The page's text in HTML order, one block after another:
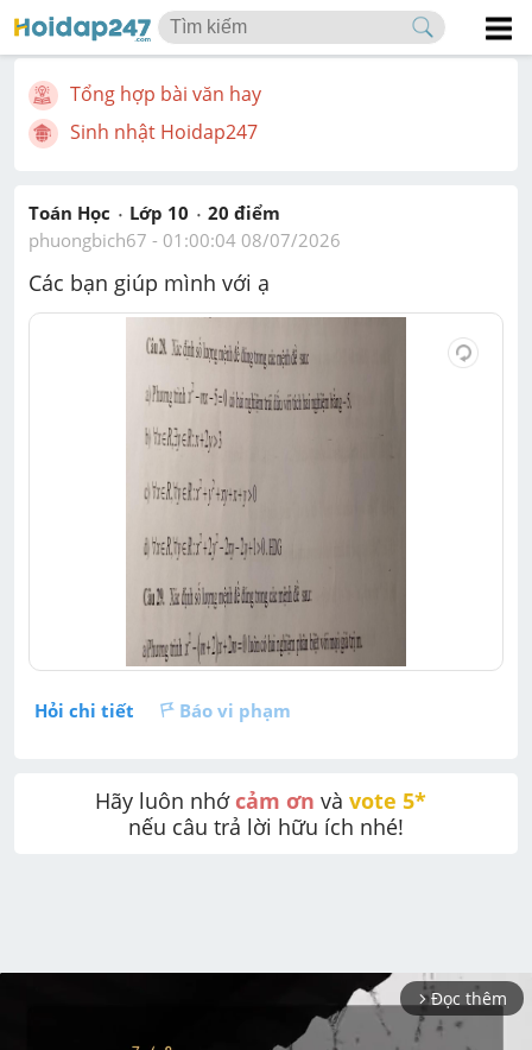
Tổng hợp bài văn hay
Sinh nhật Hoidap247
Toán Học Lớp 10 20 điểm
phuongbich67 - 01:00:04 08/07/2026
Các bạn giúp mình với ạ
Hỏi chi tiết Báo vi phạm
Hãy luôn nhớ cảm ơn và vote 5*
nếu câu trả lời hữu ích nhé!
arrow_forward_ios Đọc thêm